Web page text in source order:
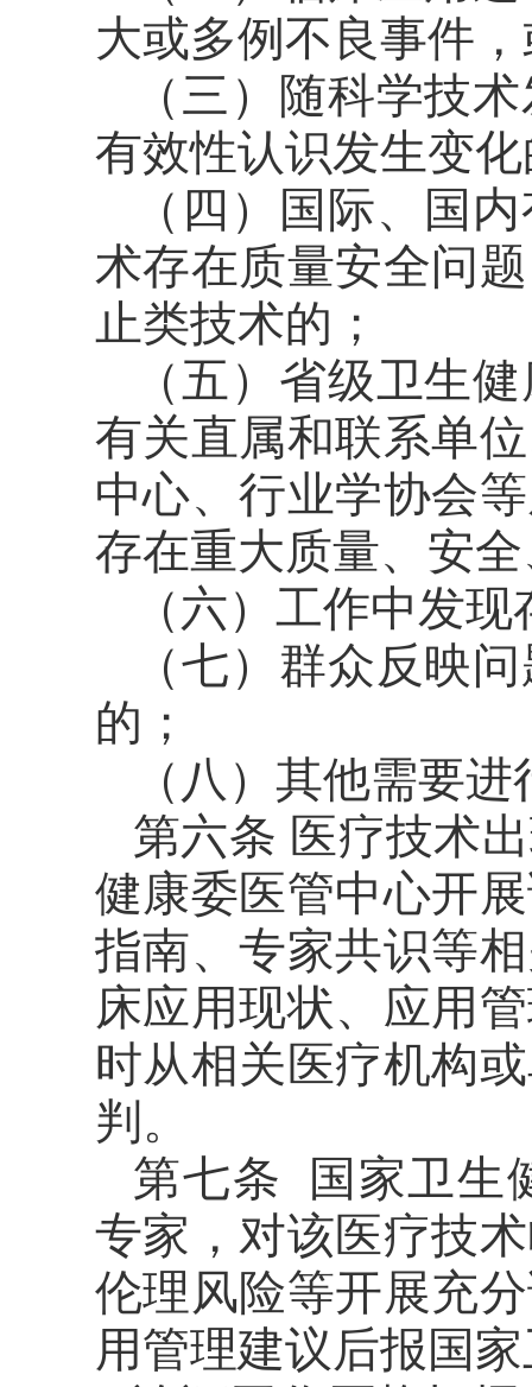
大或多例不良事件
（三）随科学技
有效性认识发生变
（四）国际、国
术存在质量安全问
止类技术的；
（五）省级卫生
有关直属和联系单
中心、行业学协会
存在重大质量、安
（六）工作中发
（七）群众反映
的；
（八）其他需要
第六条 医疗技术
健康委医管中心开
指南、专家共识等
床应用现状、应用
时从相关医疗机构
判。
第七条 国家卫生
专家，对该医疗技
伦理风险等开展充
用管理建议后报国